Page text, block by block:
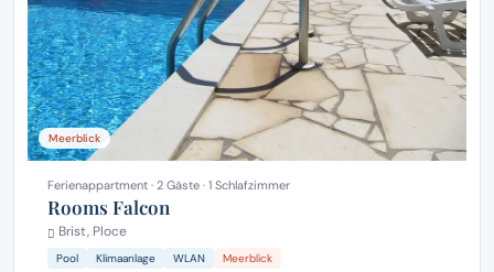
Meerblick
Ferienappartment · 2 Gäste · 1 Schlafzimmer
Rooms Falcon
Brist, Ploce
Pool Klimaanlage WLAN Meerblick